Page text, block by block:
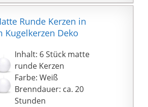
Mischung aus
Palmwachs und
Paraffin verwendet
LANGE BRENNDAUER -
Dauerbrenner-Kerzen
sind die nächstgrößere
Alternative zu
Teelichtern. Diese
Kerzen verfügen über
Runde Kerzen in
Kugelkerzen Deko
Inhalt: 6 Stück matte
runde Kerzen
Farbe: Weiß
Brenndauer: ca. 20
Stunden